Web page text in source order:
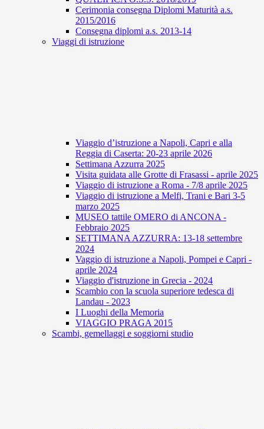
Cerimonia consegna Diplomi Maturità a.s.
2015/2016
Consegna diplomi a.s. 2013-14
Viaggi di istruzione
Viaggio d’istruzione a Napoli, Capri e alla
Reggia di Caserta: 20-23 aprile 2026
Settimana Azzurra 2025
Visita guidata alle Grotte di Frasassi - aprile 2025
Viaggio di istruzione a Roma - 7/8 aprile 2025
Viaggio di istruzione a Melfi, Trani e Bari 3-5
marzo 2025
MUSEO tattile OMERO di ANCONA -
Febbraio 2025
SETTIMANA AZZURRA: 13-18 settembre
2024
Vaggio di istruzione a Napoli, Pompei e Capri -
aprile 2024
Viaggio d'istruzione in Grecia - 2024
Scambio con la scuola superiore tedesca di
Landau - 2023
I Luoghi della Memoria
VIAGGIO PRAGA 2015
Scambi, gemellaggi e soggiorni studio